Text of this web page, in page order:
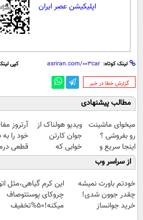
اپلیکیشن عصر ایران
لینک کوتاه: کپی
‌گزارش خطا در خبر
مطالب پیشنهادی
میخوای ماشینت
رو بفروشی ؟
اینجا سریع و
راحت بفروشش
✅
ویدیو هولناک از
جوان کارتن
خوابی که
میلیاردر شد.
آموزش رایگان
آرتروز
خود را
قطعی
کنید!
از سراسر وب
خودتم باورت نمیشه
چقدر جوون شدی!
خرید جوانساز
این کرم گیاهی،مثل
چروکای پوستتوصاف
میکنه!50%تخفیف